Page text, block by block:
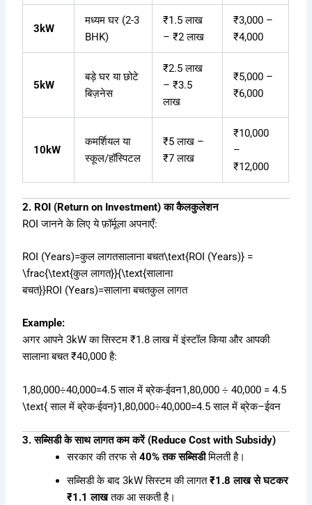
3kW
मध्यम घर (2-3
BHK)
₹1.5 लाख
– ₹2 लाख
₹3,000 –
₹4,000
5kW
बड़े घर या छोटे
बिज़नेस
₹2.5 लाख
– ₹3.5
लाख
₹5,000 –
₹6,000
10kW
कमर्शियल या
स्कूल/हॉस्पिटल
₹5 लाख –
₹7 लाख
₹10,000
–
₹12,000
2. ROI (Return on Investment) का कैलकुलेशन
ROI जानने के लिए ये फ़ॉर्मूला अपनाएँ:
ROI (Years)=कुल लागतसालाना बचत\text{ROI (Years)} =
\frac{\text{कुल लागत}}{\text{सालाना
बचत}}ROI (Years)=सालाना बचतकुल लागत
Example:
अगर आपने 3kW का सिस्टम ₹1.8 लाख में इंस्टॉल किया और आपकी
सालाना बचत ₹40,000 है:
1,80,000÷40,000=4.5 साल में ब्रेक-ईवन1,80,000 ÷ 40,000 = 4.5
\text{ साल में ब्रेक-ईवन}1,80,000÷40,000=4.5 साल में ब्रेक–ईवन
3. सब्सिडी के साथ लागत कम करें (Reduce Cost with Subsidy)
सरकार की तरफ से40% तक सब्सिडीमिलती है।
सब्सिडी के बाद 3kW सिस्टम की लागत₹1.8 लाख से घटकर
₹1.1 लाखतक आ सकती है।